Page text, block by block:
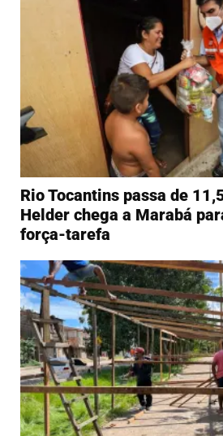
Rio Tocantins passa de
Helder chega a Marabá
força-tarefa